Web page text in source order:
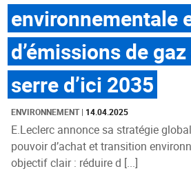
environnementale
d’émissions de
serre d’ici 2035
ENVIRONNEMENT| 14.04.2025
E.Leclerc annonce sa stratégie
pouvoir d’achat et transition
objectif clair : réduire d [...]